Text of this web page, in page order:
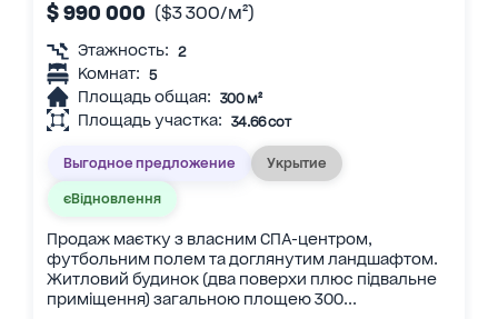
$ 990 000 ($3 300/м²)
Этажность: 2
Комнат: 5
Площадь общая: 300 м²
Площадь участка: 34.66 сот
Выгодное предложение Укрытие
єВідновлення
Продаж маєтку з власним СПА-центром,
футбольним полем та доглянутим ландшафтом.
Житловий будинок (два поверхи плюс підвальне
приміщення) загальною площею 300...